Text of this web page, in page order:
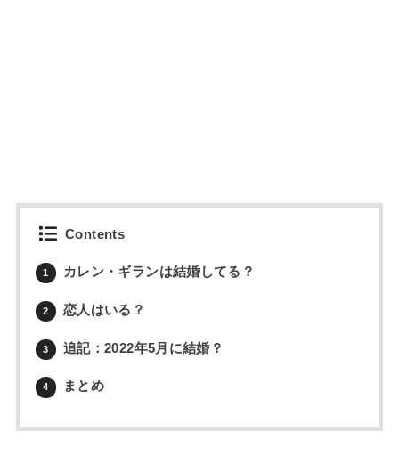
Contents
1 カレン・ギランは結婚してる？
2 恋人はいる？
3 追記：2022年5月に結婚？
4 まとめ